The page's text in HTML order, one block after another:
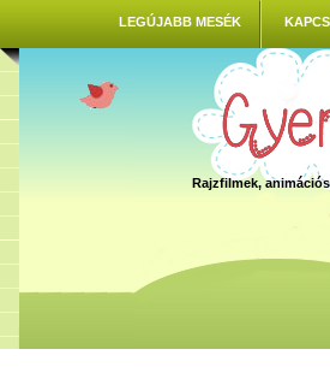
LEGÚJABB MESÉK
Rajzfilmek,